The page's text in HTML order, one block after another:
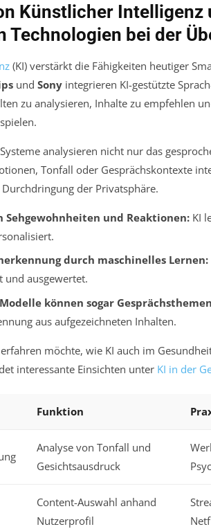
Künstlicher Intelligenz
Technologien bei der
(KI) verstärkt die Fähigkeiten heutiger
und Sony integrieren KI-gestützte
zu analysieren, Inhalte zu empfehlen
analysieren nicht nur das
Tonfall oder Gesprächskontexte
der Privatsphäre.
Sehgewohnheiten und Reaktionen:KI
durch maschinelles Lernen:
und ausgewertet.
können sogar
aus aufgezeichneten Inhalten.
möchte, wie KI auch im
interessante Einsichten unter KI in der
Funktion
Analyse von Tonfall und
Gesichtsausdruck
Content-Auswahl anhand
Nutzerprofil